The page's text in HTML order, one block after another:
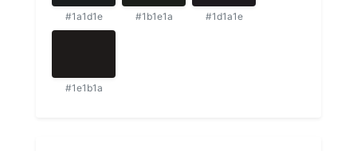
#1a1d1e #1b1e1a #1d1a1e
#1e1b1a